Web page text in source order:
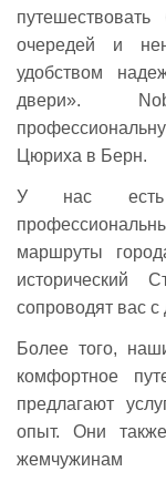
очередей и
удобством
двери».
Цюриха в Берн.
У нас есть
маршруты
исторический
сопроводят вас
Более того,
комфортное
предлагают
опыт. Они
жемчужинам